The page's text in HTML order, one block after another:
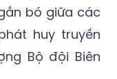
bó giữa các
huy truyền
Bộ đội Biên